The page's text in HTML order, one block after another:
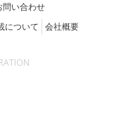
問い合わせ
について 会社概要